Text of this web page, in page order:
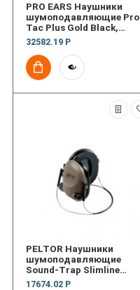
PRO EARS Наушники
шумоподавляющие Pro
Tac Plus Gold Black,
Behind the Head
32582.19 Р
PELTOR Наушники
шумоподавляющие
Sound-Trap Slimline
Earmuff,Tact Elect HS
17674.02 Р